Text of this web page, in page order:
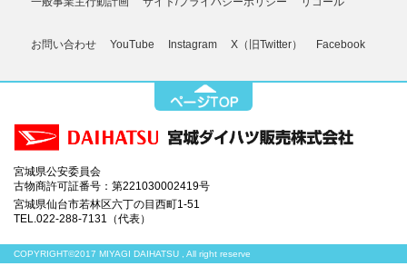
お問い合わせ YouTube Instagram X（旧Twitter） Facebook
宮城県公安委員会
古物商許可証番号：第221030002419号
宮城県仙台市若林区六丁の目西町1-51
TEL.022-288-7131（代表）
COPYRIGHT©2017 MIYAGI DAIHATSU , All right reserve